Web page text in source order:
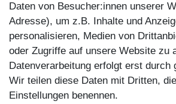
Reparaturservice
Zahlungsarten
Daten von Besucher:innen unserer
Adresse), um z.B. Inhalte und
personalisieren, Medien von
oder Zugriffe auf unsere Website zu
Datenverarbeitung erfolgt erst durch
Wir teilen diese Daten mit Dritten,
Einstellungen benennen.